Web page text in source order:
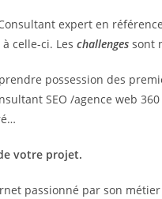
expert en
celle-ci. Les challenges sont
possession des
SEO /agence web
votre projet.
passionné par son